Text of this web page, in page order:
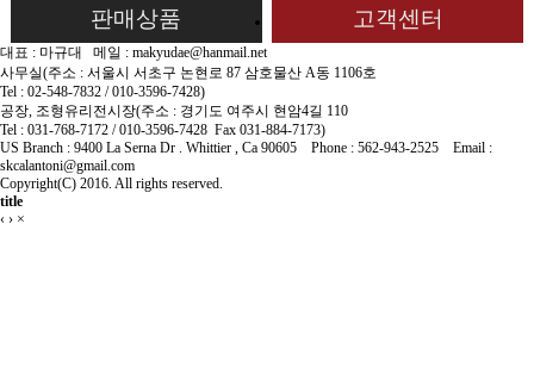
판매상품
고객센터
대표 : 마규대 메일 : makyudae@hanmail.net
사무실(주소 : 서울시 서초구 논현로 87 삼호물산 A동 1106호
Tel : 02-548-7832 / 010-3596-7428)
공장, 조형유리전시장(주소 : 경기도 여주시 현암4길 110
Tel : 031-768-7172 / 010-3596-7428 Fax 031-884-7173)
US Branch : 9400 La Serna Dr . Whittier , Ca 90605 Phone : 562-943-2525 Email :
skcalantoni@gmail.com
Copyright(C) 2016. All rights reserved.
title
‹ › ×